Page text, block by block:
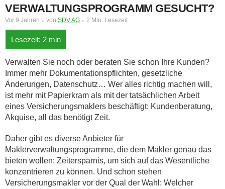
VERWALTUNGSPROGRAMM GESUCHT?
Vor 9 Jahren von SDV AG 2 Min. Lesezeit
Verwalten Sie noch oder beraten Sie schon Ihre Kunden?
Immer mehr Dokumentationspflichten, gesetzliche
Änderungen, Datenschutz… Wer alles richtig machen will,
ist mehr mit Papierkram als mit der tatsächlichen Arbeit
eines Versicherungsmaklers beschäftigt: Kundenberatung,
Akquise, all das benötigt Zeit.
Daher gibt es diverse Anbieter für
Maklerverwaltungsprogramme, die dem Makler genau das
bieten wollen: Zeitersparnis, um sich auf das Wesentliche
konzentrieren zu können. Und schon stehen
Versicherungsmakler vor der Qual der Wahl: Welcher